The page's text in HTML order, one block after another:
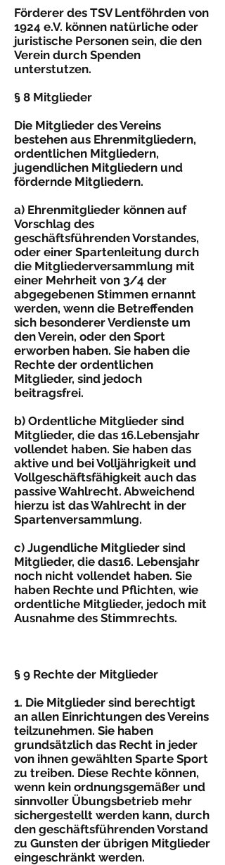
Förderer des TSV Lentföhrden von
1924 e.V. können natür­liche oder
juristische Personen sein, die den
Verein durch Spenden
unterstutzen.
§ 8 Mitglieder
Die Mitglieder des Vereins
bestehen aus Ehrenmitgliedern,
ordentlichen Mitgliedern,
jugendlichen Mitgliedern und
fördernde Mitgliedern.
a) Ehrenmitglieder können auf
Vorschlag des
geschäftsführenden Vorstandes,
oder einer Spartenleitung durch
die Mitgliederversammlung mit
einer Mehrheit von 3/4 der
abgegebenen Stimmen ernannt
werden, wenn die Betreffenden
sich besonderer Verdienste um
den Verein, oder den Sport
erworben haben. Sie haben die
Rechte der ordentlichen
Mitglieder, sind jedoch
beitragsfrei.
b) Ordentliche Mitglieder sind
Mitglieder, die das 16.Lebensjahr
vollendet haben. Sie haben das
aktive und bei Volljährigkeit und
Vollgeschäftsfähigkeit auch das
passive Wahlrecht. Abweichend
hierzu ist das Wahl­recht in der
Spartenversammlung.
c) Jugendliche Mitglieder sind
Mitglieder, die das16. Lebensjahr
noch nicht vollendet haben. Sie
haben Rechte und Pflichten, wie
ordentliche Mitglieder, je­doch mit
Ausnahme des Stimmrechts.
§ 9 Rechte der Mitglieder
1. Die Mitglieder sind berechtigt
an allen Einrichtungen des Vereins
teilzunehmen. Sie haben
grundsätzlich das Recht in jeder
von ihnen gewählten Sparte Sport
zu treiben. Diese Rechte können,
wenn kein ordnungsgemäßer und
sinnvoller Übungsbetrieb mehr
sichergestellt werden kann, durch
den geschäftsführenden Vorstand
zu Gunsten der übrigen Mit­glieder
eingeschränkt werden.